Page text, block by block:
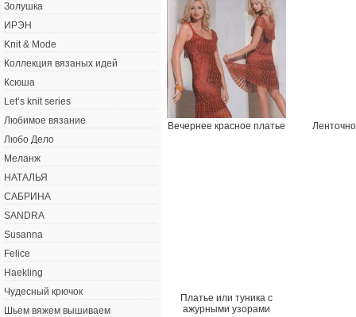
Вечернее красное платье
Платье или туника с
ажурными узорами
Золушка
ИРЭН
Knit & Mode
Коллекция вязаных идей
Ксюша
Let’s knit series
Любимое вязание
Любо Дело
Меланж
НАТАЛЬЯ
САБРИНА
SANDRA
Susanna
Felice
Haekling
Чудесный крючок
Шьем вяжем вышиваем